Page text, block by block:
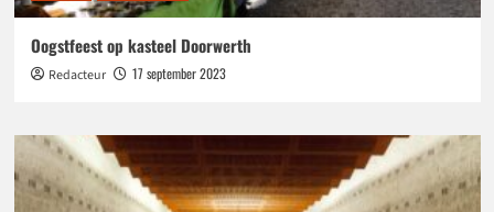
Oogstfeest op kasteel Doorwerth
Redacteur 17 september 2023